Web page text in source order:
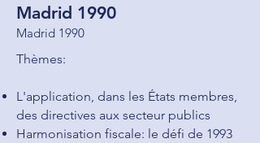
Madrid 1990
Madrid 1990
Thèmes:
L'application, dans les États membres,
des directives aux secteur publics
Harmonisation fiscale: le défi de 1993